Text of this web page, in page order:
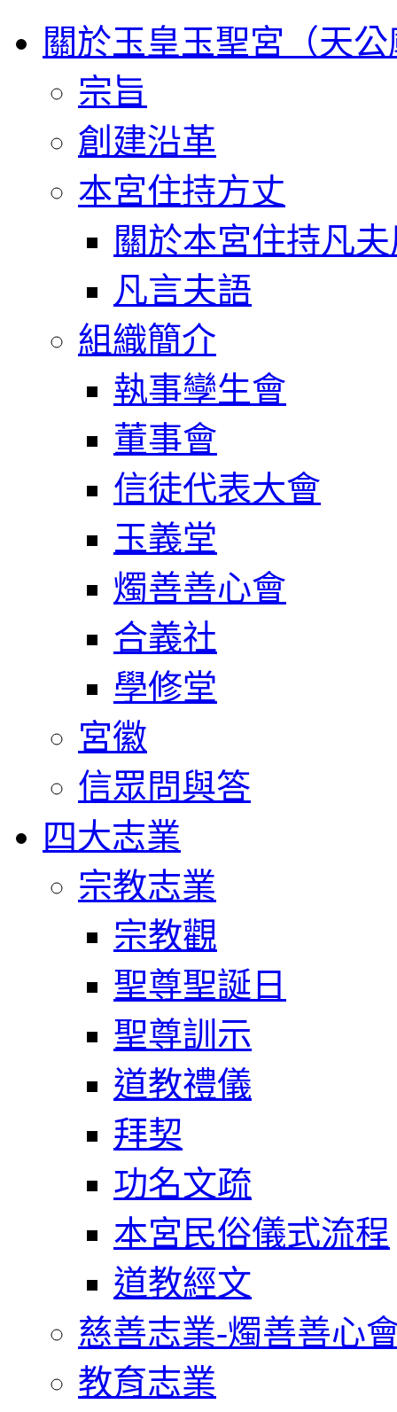
關於玉皇玉聖宮（天
宗旨
創建沿革
本宮住持方丈
關於本宮住持凡
凡言夫語
組織簡介
執事孿生會
董事會
信徒代表大會
玉義堂
燭善善心會
合義社
學修堂
宮徽
信眾問與答
四大志業
宗教志業
宗教觀
聖尊聖誕日
聖尊訓示
道教禮儀
拜契
功名文疏
本宮民俗儀式流程
道教經文
慈善志業-燭善善心
教育志業